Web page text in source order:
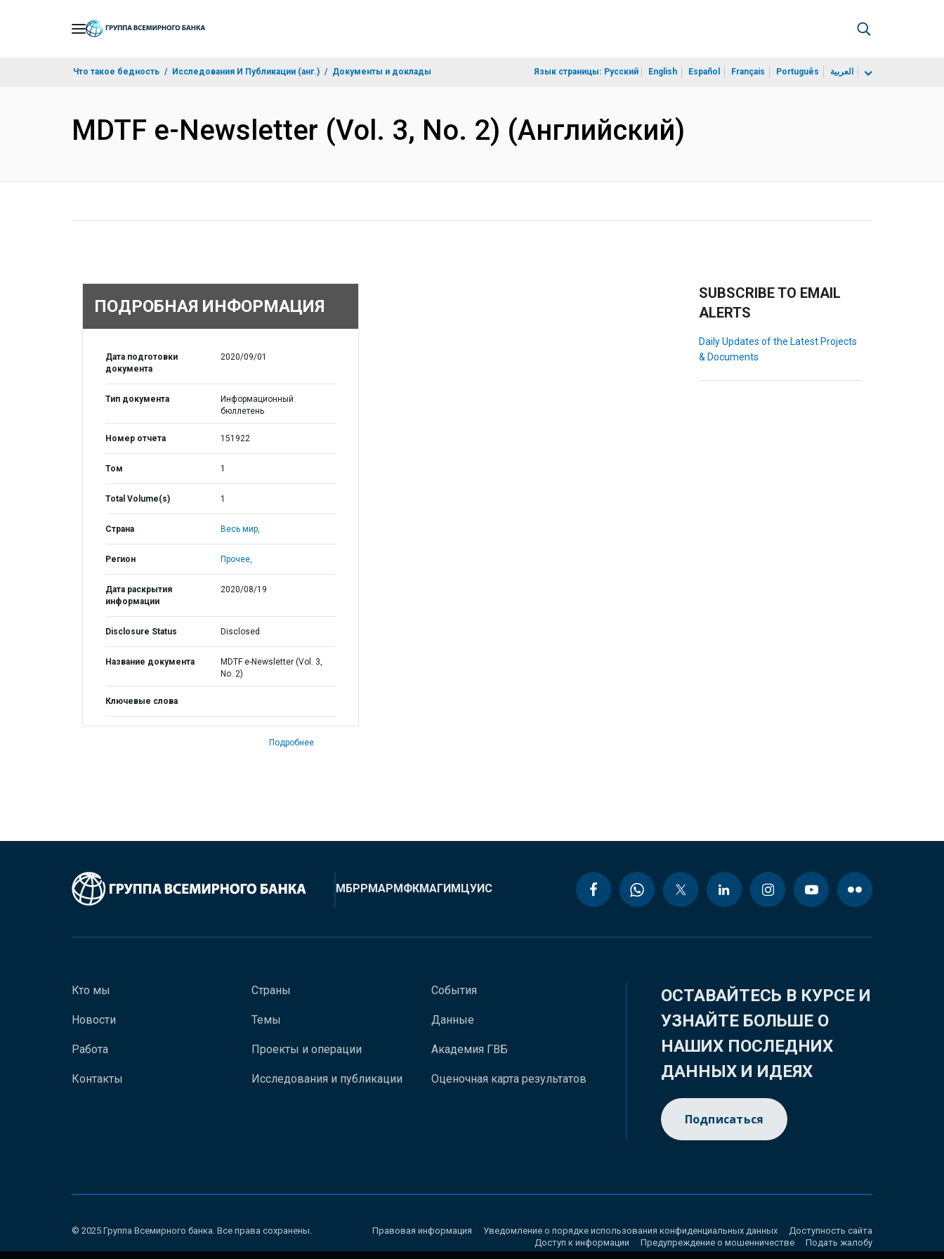
Что такое бедность Исследования И Публикации (анг.) Документы и доклады Язык страницы: Русский English Español Français Português العربية
MDTF e-Newsletter (Vol. 3, No. 2) (Английский)
ПОДРОБНАЯ ИНФОРМАЦИЯ
Дата подготовки
документа
2020/09/01
Тип документа
Информационный
бюллетень
Номер отчета 151922
Том 1
Total Volume(s) 1
Страна Весь мир,
Регион Прочее,
Дата раскрытия
информации
2020/08/19
Disclosure Status Disclosed
Название документа
MDTF e-Newsletter (Vol. 3,
No. 2)
Ключевые слова
Подробнее
SUBSCRIBE TO EMAIL
ALERTS
Daily Updates of the Latest Projects
& Documents
МБРРМАРМФКМАГИМЦУИС
Кто мы
Новости
Работа
Контакты
Страны
Темы
Проекты и операции
Исследования и публикации
События
Данные
Академия ГВБ
Оценочная карта результатов
ОСТАВАЙТЕСЬ В КУРСЕ И
УЗНАЙТЕ БОЛЬШЕ О
НАШИХ ПОСЛЕДНИХ
ДАННЫХ И ИДЕЯХ
Подписаться
© 2025 Группа Всемирного банка. Все права сохранены. Правовая информация Уведомление о порядке использования конфиденциальных данных
Доступность сайта
Доступ к информации
Предупреждение о мошенничестве Подать жалобу